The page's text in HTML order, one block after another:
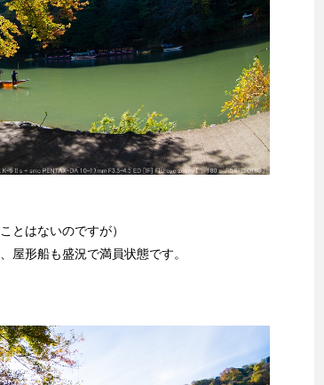
とはないのですが）
屋形船も盛況で満員状態です。